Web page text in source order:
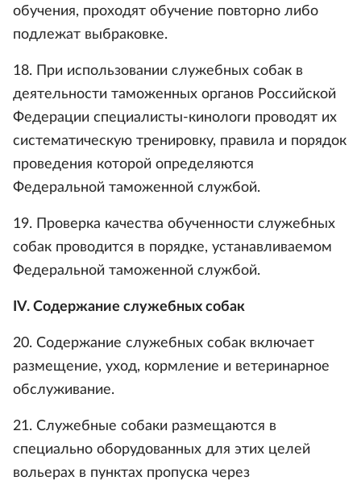
обучения, проходят обучение повторно либо
подлежат выбраковке.
18. При использовании служебных собак в
деятельности таможенных органов Российской
Федерации специалисты-кинологи проводят их
систематическую тренировку, правила и порядок
проведения которой определяются
Федеральной таможенной службой.
19. Проверка качества обученности служебных
собак проводится в порядке, устанавливаемом
Федеральной таможенной службой.
IV. Содержание служебных собак
20. Содержание служебных собак включает
размещение, уход, кормление и ветеринарное
обслуживание.
21. Служебные собаки размещаются в
специально оборудованных для этих целей
вольерах в пунктах пропуска через